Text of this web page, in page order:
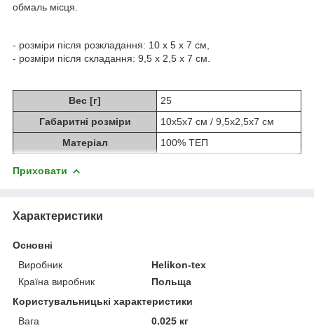
обмаль місця.
- розміри після розкладання: 10 х 5 х 7 см,
- розміри після складання: 9,5 х 2,5 х 7 см.
Вес [г]
25
Габаритні розміри
10x5x7 см / 9,5x2,5x7 см
Матеріал
100% ТЕП
Приховати
Характеристики
Основні
Виробник
Helikon-tex
Країна виробник
Польща
Користувальницькі характеристики
Вага
0.025 кг